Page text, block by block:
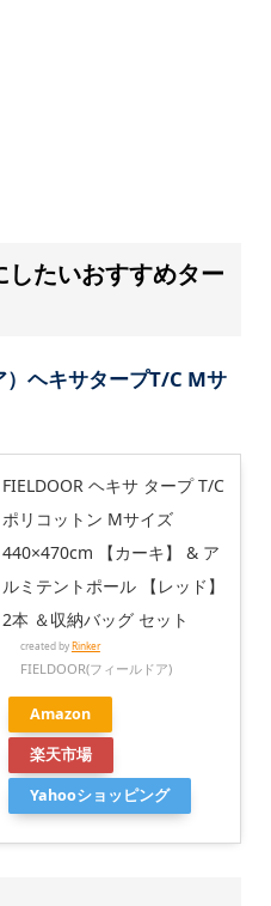
たいおすすめター
）ヘキサタープT/C Mサ
FIELDOOR ヘキサ タープ T/C
ポリコットン Mサイズ
440×470cm 【カーキ】 & ア
ルミテントポール 【レッド】
2本 ＆収納バッグ セット
created byRinker
FIELDOOR(フィールドア)
Amazon
楽天市場
Yahooショッピング